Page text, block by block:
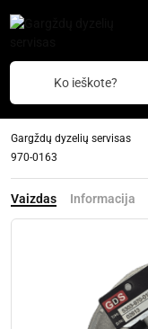
Ko ieškote?
Gargždų dyzelių servisas
970-0163
Vaizdas Informacija